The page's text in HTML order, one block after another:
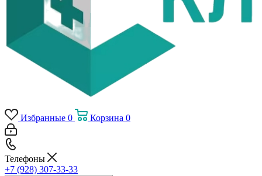
Избранные 0 Корзина 0
Телефоны
+7 (928) 307-33-33